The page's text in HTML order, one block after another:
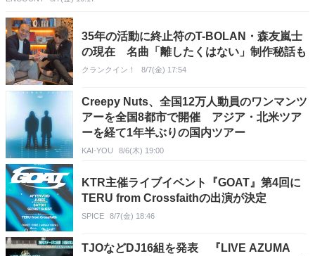
35年の活動に終止符のT-BOLAN・森友嵐士
の現在 名曲「離したくはない」制作秘話も
クランクイン！ 8/7(金) 17:54
Creepy Nuts、全国12万人動員のワンマンツ
アーを全国8都市で開催 アジア・北米ツア
ーを経て1年半ぶりの国内ツアー
KAI-YOU 8/6(木) 19:00
KTR主催ライブイベント『GOAT』第4回に
TERU from Crossfaithの出演が決定
SPICE 8/7(金) 18:46
TJOなどDJ16組を発表 『LIVE AZUMA